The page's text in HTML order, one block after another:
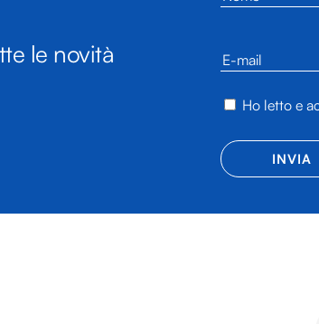
le novità
Ho letto e